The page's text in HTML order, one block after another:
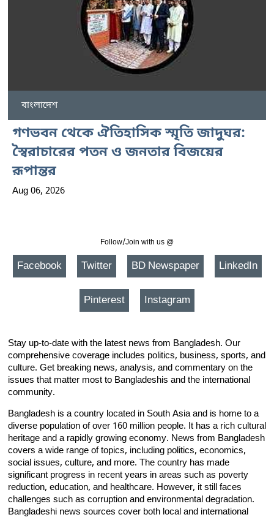
বাংলাদেশ
গণভবন থেকে ঐতিহাসিক স্মৃতি জাদুঘর:
স্বৈরাচারের পতন ও জনতার বিজয়ের
রূপান্তর
Aug 06, 2026
Follow/Join with us @
Facebook Twitter BD Newspaper LinkedIn
Pinterest Instagram
Stay up-to-date with the latest news from Bangladesh. Our
comprehensive coverage includes politics, business, sports, and
culture. Get breaking news, analysis, and commentary on the
issues that matter most to Bangladeshis and the international
community.
Bangladesh is a country located in South Asia and is home to a
diverse population of over 160 million people. It has a rich cultural
heritage and a rapidly growing economy. News from Bangladesh
covers a wide range of topics, including politics, economics,
social issues, culture, and more. The country has made
significant progress in recent years in areas such as poverty
reduction, education, and healthcare. However, it still faces
challenges such as corruption and environmental degradation.
Bangladeshi news sources cover both local and international